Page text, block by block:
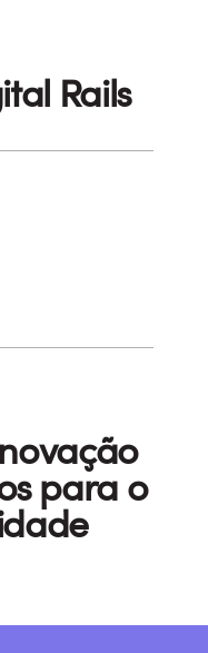
Rails
para o